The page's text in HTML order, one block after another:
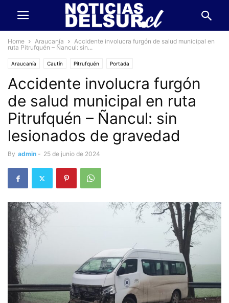
Home Araucanía
Accidente involucra furgón de salud municipal en
ruta Pitrufquén – Ñancul: sin...
Araucanía Cautín Pitrufquén Portada
Accidente involucra furgón
de salud municipal en ruta
Pitrufquén – Ñancul: sin
lesionados de gravedad
By admin - 25 de junio de 2024